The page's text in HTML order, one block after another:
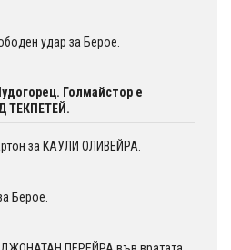
удар за Берое.
Голмайстор е
ТЕКПЕТЕЙ.
за КАУЛИ ОЛИВЕЙРА.
Берое.